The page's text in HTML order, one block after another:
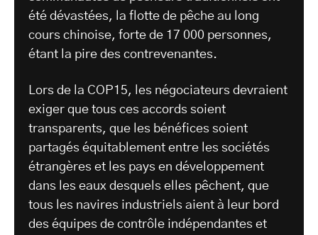
été dévastées, la flotte de pêche au long
cours chinoise, forte de 17 000 personnes,
étant la pire des contrevenantes.
Lors de la COP15, les négociateurs devraient
exiger que tous ces accords soient
transparents, que les bénéfices soient
partagés équitablement entre les sociétés
étrangères et les pays en développement
dans les eaux desquels elles pêchent, que
tous les navires industriels aient à leur bord
des équipes de contrôle indépendantes et